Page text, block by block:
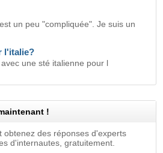
un peu "compliquée". Je suis un
l'italie?
une sté italienne pour l
!
obtenez des réponses d'experts
d'internautes, gratuitement.